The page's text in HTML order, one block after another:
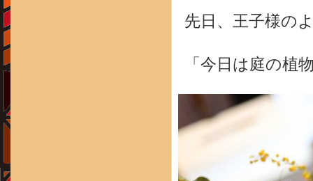
先日、王子様の
「今日は庭の植